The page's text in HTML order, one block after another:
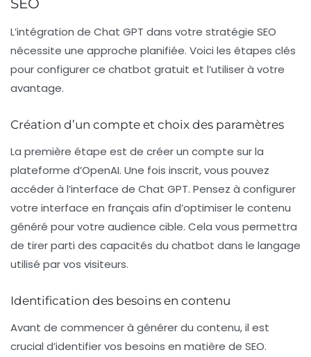
SEO
L’intégration de Chat GPT dans votre stratégie SEO
nécessite une approche planifiée. Voici les étapes clés
pour configurer ce chatbot gratuit et l’utiliser à votre
avantage.
Création d’un compte et choix des paramètres
La première étape est de créer un compte sur la
plateforme d’OpenAI. Une fois inscrit, vous pouvez
accéder à l’interface de Chat GPT. Pensez à configurer
votre interface en français afin d’optimiser le contenu
généré pour votre audience cible. Cela vous permettra
de tirer parti des capacités du chatbot dans le langage
utilisé par vos visiteurs.
Identification des besoins en contenu
Avant de commencer à générer du contenu, il est
crucial d’identifier vos besoins en matière de SEO.